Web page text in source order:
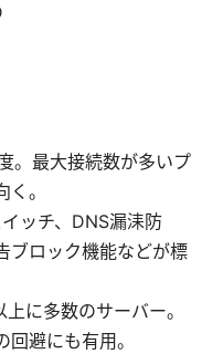
。最大接続数が多いプ
。
ッチ、DNS漏洡防
ブロック機能などが標
に多数のサーバー。
避にも有用。